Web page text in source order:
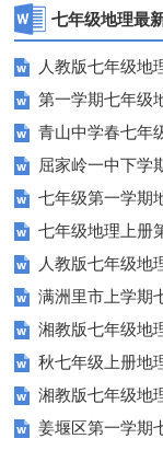
七年级地理最
人教版七年级地
第一学期七年级
青山中学春七年
屈家岭一中下学
七年级第一学期
七年级地理上册
人教版七年级地
满洲里市上学期
湘教版七年级地
秋七年级上册地
湘教版七年级地
姜堰区第一学期